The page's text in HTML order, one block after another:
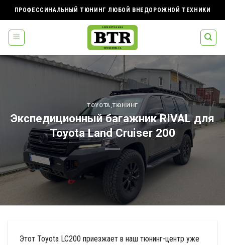
to
content
ПРОФЕССИНАЛЬНЫЙ ТЮНИНГ ЛЮБОЙ ВНЕДОРОЖНОЙ ТЕХНИКИ
TOYOTA,ТЮНИНГ
Экспедиционный багажник RIVAL для
Toyota Land Cruiser 200
Этот Toyota LC200 приезжает в наш тюнинг-центр уже